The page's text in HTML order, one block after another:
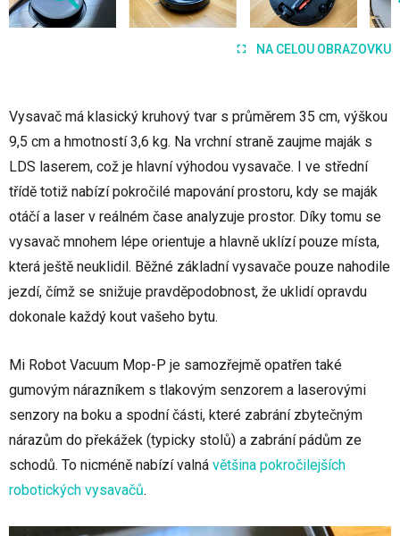
NA CELOU OBRAZOVKU
Vysavač má klasický kruhový tvar s průměrem 35 cm, výškou
9,5 cm a hmotností 3,6 kg. Na vrchní straně zaujme maják s
LDS laserem, což je hlavní výhodou vysavače. I ve střední
třídě totiž nabízí pokročilé mapování prostoru, kdy se maják
otáčí a laser v reálném čase analyzuje prostor. Díky tomu se
vysavač mnohem lépe orientuje a hlavně uklízí pouze místa,
která ještě neuklidil. Běžné základní vysavače pouze nahodile
jezdí, čímž se snižuje pravděpodobnost, že uklidí opravdu
dokonale každý kout vašeho bytu.
Mi Robot Vacuum Mop-P je samozřejmě opatřen také
gumovým nárazníkem s tlakovým senzorem a laserovými
senzory na boku a spodní části, které zabrání zbytečným
nárazům do překážek (typicky stolů) a zabrání pádům ze
schodů. To nicméně nabízí valná většina pokročilejších
robotických vysavačů.